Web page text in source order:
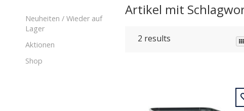
Neuheiten / Wieder auf
Lager
Aktionen
Shop
Artikel mit
2 results